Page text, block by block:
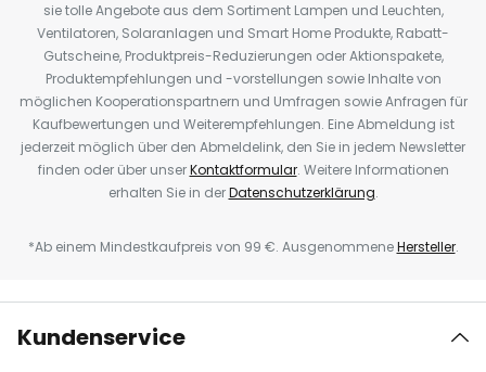
sie tolle Angebote aus dem Sortiment Lampen und Leuchten,
Ventilatoren, Solaranlagen und Smart Home Produkte, Rabatt-
Gutscheine, Produktpreis-Reduzierungen oder Aktionspakete,
Produktempfehlungen und -vorstellungen sowie Inhalte von
möglichen Kooperationspartnern und Umfragen sowie Anfragen für
Kaufbewertungen und Weiterempfehlungen. Eine Abmeldung ist
jederzeit möglich über den Abmeldelink, den Sie in jedem Newsletter
finden oder über unserKontaktformular. Weitere Informationen
erhalten Sie in derDatenschutzerklärung.
*Ab einem Mindestkaufpreis von 99 €. AusgenommeneHersteller.
Kundenservice